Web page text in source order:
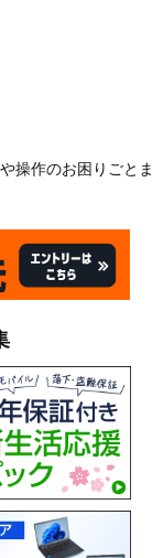
操作のお困りごと